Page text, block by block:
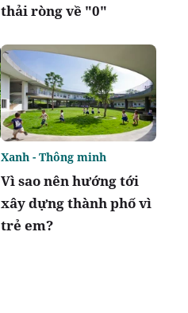
thải ròng về "0"
Vì sao nên hướng tới
xây dựng thành phố vì
trẻ em?
Xanh - Thông minh